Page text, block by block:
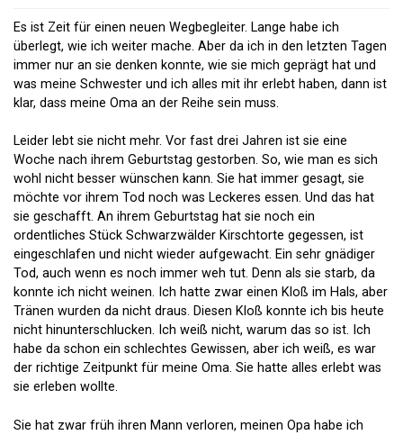
Es ist Zeit für einen neuen Wegbegleiter. Lange habe ich
überlegt, wie ich weiter mache. Aber da ich in den letzten Tagen
immer nur an sie denken konnte, wie sie mich geprägt hat und
was meine Schwester und ich alles mit ihr erlebt haben, dann ist
klar, dass meine Oma an der Reihe sein muss.
Leider lebt sie nicht mehr. Vor fast drei Jahren ist sie eine
Woche nach ihrem Geburtstag gestorben. So, wie man es sich
wohl nicht besser wünschen kann. Sie hat immer gesagt, sie
möchte vor ihrem Tod noch was Leckeres essen. Und das hat
sie geschafft. An ihrem Geburtstag hat sie noch ein
ordentliches Stück Schwarzwälder Kirschtorte gegessen, ist
eingeschlafen und nicht wieder aufgewacht. Ein sehr gnädiger
Tod, auch wenn es noch immer weh tut. Denn als sie starb, da
konnte ich nicht weinen. Ich hatte zwar einen Kloß im Hals, aber
Tränen wurden da nicht draus. Diesen Kloß konnte ich bis heute
nicht hinunterschlucken. Ich weiß nicht, warum das so ist. Ich
habe da schon ein schlechtes Gewissen, aber ich weiß, es war
der richtige Zeitpunkt für meine Oma. Sie hatte alles erlebt was
sie erleben wollte.
Sie hat zwar früh ihren Mann verloren, meinen Opa habe ich